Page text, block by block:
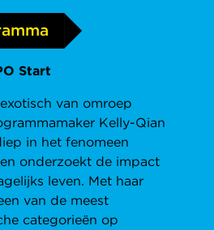
Start
van omroep
Kelly-Qian
in het fenomeen
onderzoekt de impact
leven. Met haar
van de meest
categorieën op